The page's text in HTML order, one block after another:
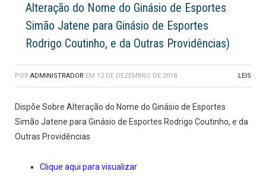
Alteração do Nome do Ginásio de Esportes
Simão Jatene para Ginásio de Esportes
Rodrigo Coutinho, e da Outras Providências)
POR ADMINISTRADOR EM 12 DE DEZEMBRO DE 2018 LEIS
Dispõe Sobre Alteração do Nome do Ginásio de Esportes
Simão Jatene para Ginásio de Esportes Rodrigo Coutinho, e da
Outras Providências
Clique aqui para visualizar